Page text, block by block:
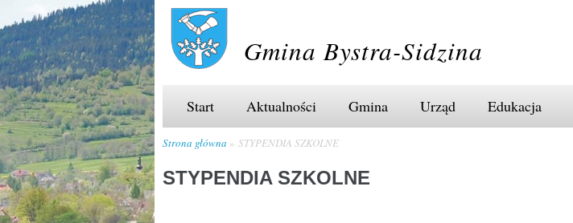
Gmina Bystra-Sidzina
Start Aktualności Gmina Urząd Edukacja
Strona główna STYPENDIA SZKOLNE
STYPENDIA SZKOLNE